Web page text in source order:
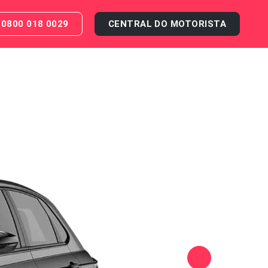
018 0029 CENTRAL DO MOTORISTA